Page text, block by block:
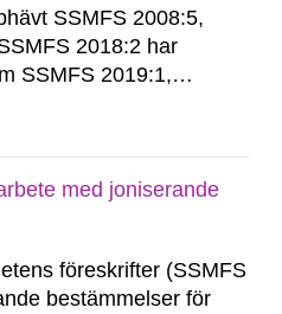
SSMFS 2008:5,
2018:2 har
SSMFS 2019:1,
med joniserande
föreskrifter (SSMFS
bestämmelser för